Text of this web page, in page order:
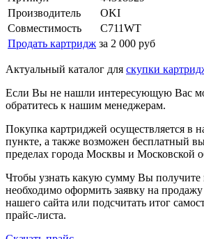
Производитель
OKI
Совместимость
C711WT
Продать картридж за 2 000 руб
Актуальный каталог для скупки
Если Вы не нашли интересующую Вас
обратитесь к нашим менеджерам.
Покупка картриджей осуществляется в
пункте, а также возможен бесплатный
пределах города Москвы и Московской
Чтобы узнать какую сумму Вы
необходимо оформить заявку на
нашего сайта или подсчитать итог
прайс-листа.